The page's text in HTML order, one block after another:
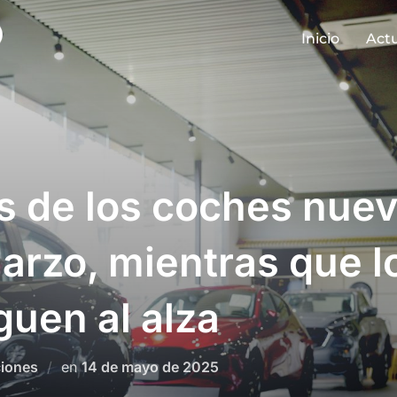
Inicio
de los coches
mientras que
al alza
enPublicado
14 de mayo de 2025